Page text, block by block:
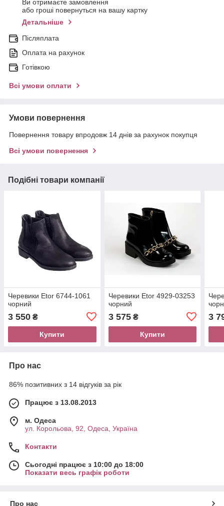
Ви отримаєте замовлення
або гроші повернуться на вашу картку
Детальніше
Післяплата
Оплата на рахунок
Готівкою
Всі умови оплати
Умови повернення
Повернення товару впродовж 14 днів за рахунок покупця
Всі умови повернення
Подібні товари компанії
Черевики Etor 6744-1061
чорний
3 550 ₴
Купити
Черевики Etor 4929-03253
чорний
3 575₴
Купити
3
Про нас
86% позитивних з 14 відгуків за рік
Працює з 13.08.2013
м. Одеса
ул. Корольова, 92, Одеса, Україна
Контакти
Сьогодні працює з 10:00 до 18:00
Показати весь графік роботи
Про нас